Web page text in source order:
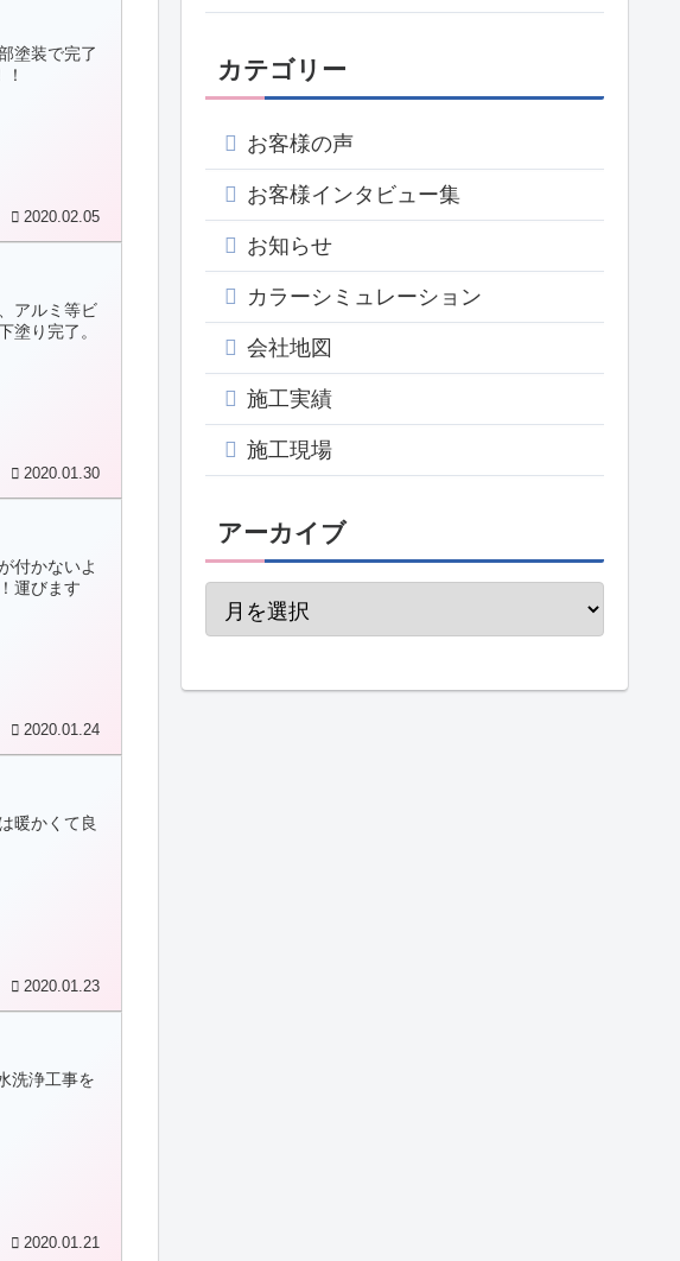
塗装で完了
2020.02.05
アルミ等ビ
塗り完了。
2020.01.30
付かないよ
運びます
2020.01.24
暖かくて良
2020.01.23
洗浄工事を
2020.01.21
カテゴリー
お客様の声
お客様インタビュー集
お知らせ
カラーシミュレーション
会社地図
施工実績
施工現場
アーカイブ